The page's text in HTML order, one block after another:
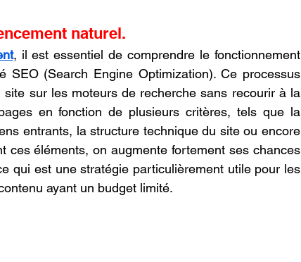
X2D SNAPMAKER U1
naturel.
, il est essentiel de comprendre le fonctionnement
SEO (Search Engine Optimization). Ce processus
sur les moteurs de recherche sans recourir à la
en fonction de plusieurs critères, tels que la
entrants, la structure technique du site ou encore
qui est une stratégie particulièrement utile pour les
ayant un budget limité.